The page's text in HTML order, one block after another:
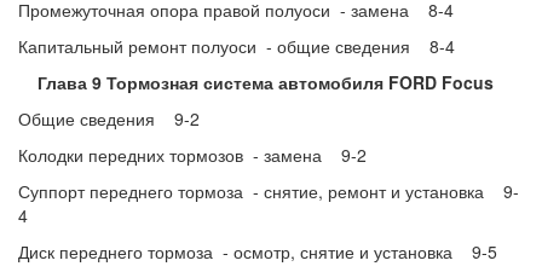
Промежуточная опора правой полуоси - замена 8-4
Капитальный ремонт полуоси - общие сведения 8-4
Глава 9 Тормозная система автомобиля FORD Focus
Общие сведения 9-2
Колодки передних тормозов - замена 9-2
Суппорт переднего тормоза - снятие, ремонт и установка 9-
4
Диск переднего тормоза - осмотр, снятие и установка 9-5